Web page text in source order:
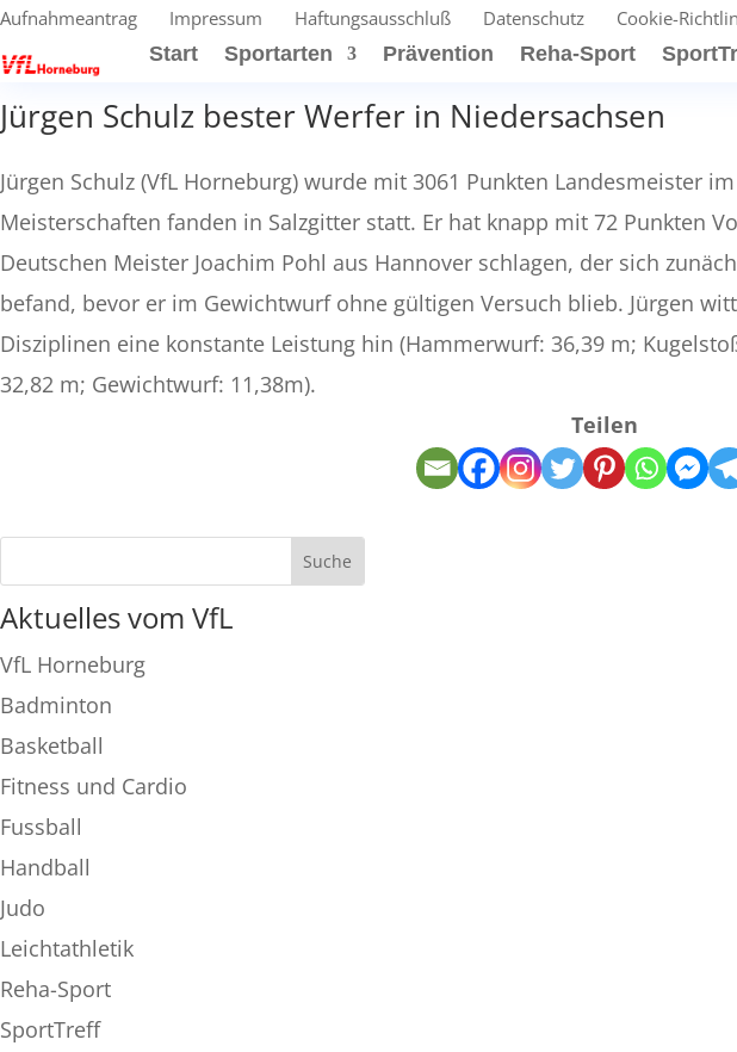
Aufnahmeantrag Impressum Haftungsausschluß Datenschutz Cookie-
Start
Sportarten Prävention Reha-Sport
Jürgen Schulz bester Werfer in Niedersachsen
Jürgen Schulz (VfL Horneburg) wurde mit 3061 Punkten Landesmeister
Meisterschaften fanden in Salzgitter statt. Er hat knapp mit 72 Punkten
Deutschen Meister Joachim Pohl aus Hannover schlagen, der sich
befand, bevor er im Gewichtwurf ohne gültigen Versuch blieb. Jürgen
Disziplinen eine konstante Leistung hin (Hammerwurf: 36,39 m;
32,82 m; Gewichtwurf: 11,38m).
Teilen
Aktuelles vom VfL
VfL Horneburg
Badminton
Basketball
Fitness und Cardio
Fussball
Handball
Judo
Leichtathletik
Reha-Sport
SportTreff